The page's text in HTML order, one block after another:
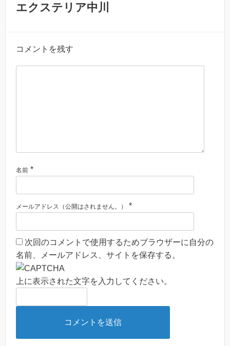
エクステリア中川
コメントを残す
名前 *
メールアドレス（公開はされません。） *
次回のコメントで使用するためブラウザーに自分の
名前、メールアドレス、サイトを保存する。
上に表示された文字を入力してください。